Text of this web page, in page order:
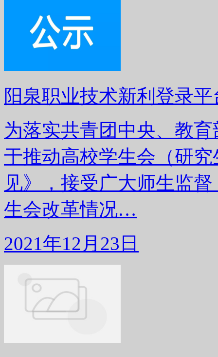
阳泉职业技术新利登录
为落实共青团中央、教
于推动高校学生会（研
见》，接受广大师生监
生会改革情况…
2021年12月23日